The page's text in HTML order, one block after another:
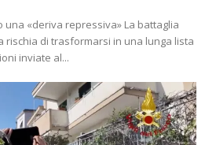
una «deriva repressiva» La battaglia
rischia di trasformarsi in una lunga lista
inviate al...